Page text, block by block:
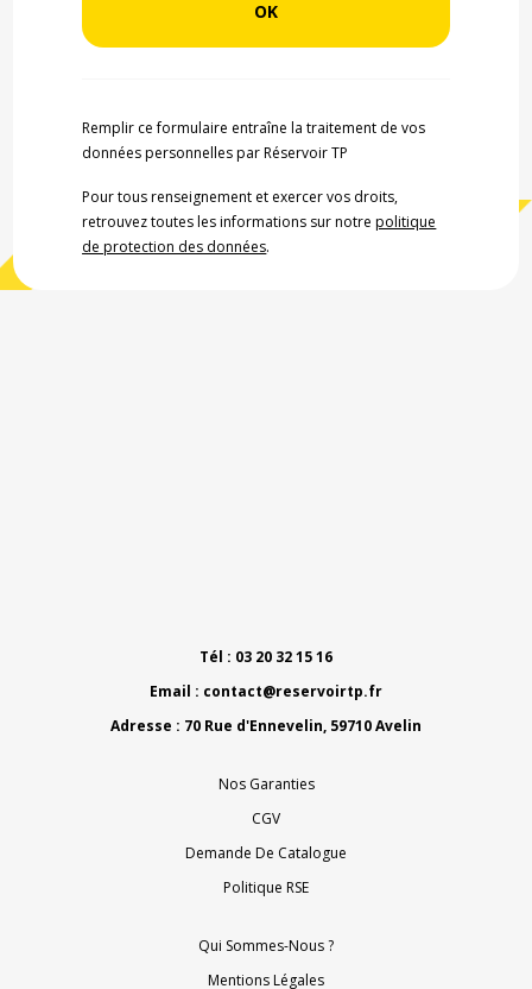
Remplir ce formulaire entraîne la traitement de vos
données personnelles par Réservoir TP
Pour tous renseignement et exercer vos droits,
retrouvez toutes les informations sur notrepolitique
de protection des données.
Tél : 03 20 32 15 16
Email : contact@reservoirtp.fr
Adresse : 70 Rue d'Ennevelin, 59710 Avelin
Nos Garanties
CGV
Demande De Catalogue
Politique RSE
Qui Sommes-Nous ?
Mentions Légales